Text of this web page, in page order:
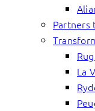
Partners
La